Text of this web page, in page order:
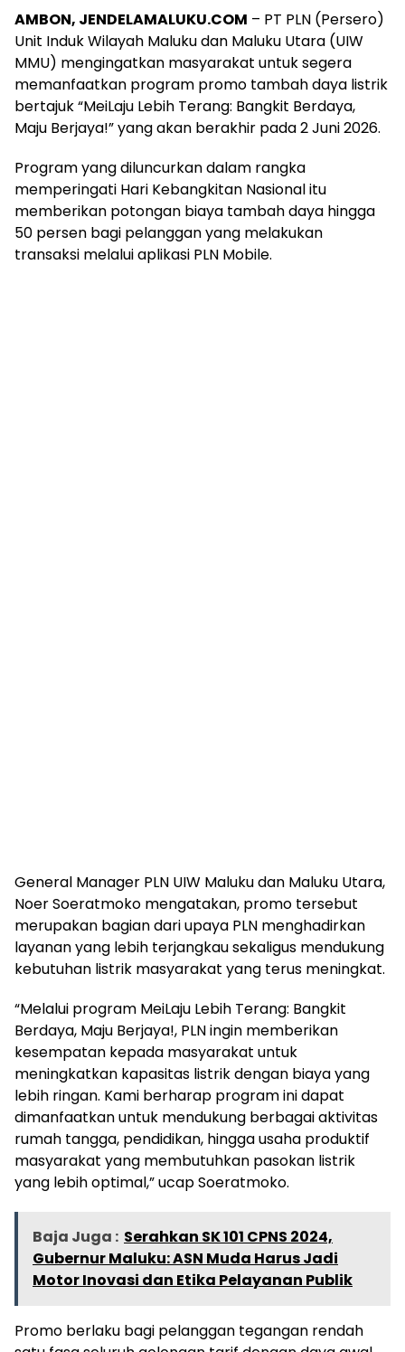
AMBON, JENDELAMALUKU.COM – PT PLN (Persero)
Unit Induk Wilayah Maluku dan Maluku Utara (UIW
MMU) mengingatkan masyarakat untuk segera
memanfaatkan program promo tambah daya listrik
bertajuk “MeiLaju Lebih Terang: Bangkit Berdaya,
Maju Berjaya!” yang akan berakhir pada 2 Juni 2026.
Program yang diluncurkan dalam rangka
memperingati Hari Kebangkitan Nasional itu
memberikan potongan biaya tambah daya hingga
50 persen bagi pelanggan yang melakukan
transaksi melalui aplikasi PLN Mobile.
General Manager PLN UIW Maluku dan Maluku Utara,
Noer Soeratmoko mengatakan, promo tersebut
merupakan bagian dari upaya PLN menghadirkan
layanan yang lebih terjangkau sekaligus mendukung
kebutuhan listrik masyarakat yang terus meningkat.
“Melalui program MeiLaju Lebih Terang: Bangkit
Berdaya, Maju Berjaya!, PLN ingin memberikan
kesempatan kepada masyarakat untuk
meningkatkan kapasitas listrik dengan biaya yang
lebih ringan. Kami berharap program ini dapat
dimanfaatkan untuk mendukung berbagai aktivitas
rumah tangga, pendidikan, hingga usaha produktif
masyarakat yang membutuhkan pasokan listrik
yang lebih optimal,” ucap Soeratmoko.
Baja Juga : Serahkan SK 101 CPNS 2024,
Gubernur Maluku: ASN Muda Harus Jadi
Motor Inovasi dan Etika Pelayanan Publik
Promo berlaku bagi pelanggan tegangan rendah